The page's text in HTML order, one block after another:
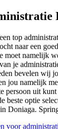
top
naar een
moet namelijk
je
bevelen wij
jou namelijk
persoon uit
beste optie
Doniaga.
voor